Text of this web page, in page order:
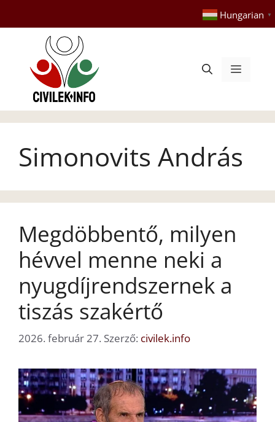
tartalomba
Hungarian ▼
Menü
Simonovits András
Megdöbbentő, milyen
hévvel menne neki a
nyugdíjrendszernek a
tiszás szakértő
2026. február 27. Szerző: civilek.info